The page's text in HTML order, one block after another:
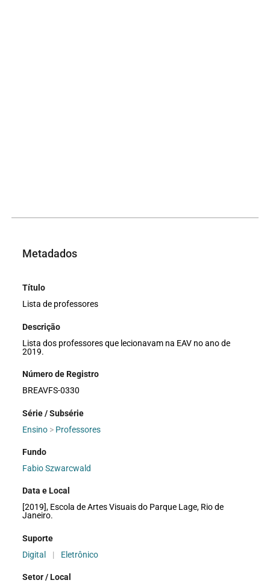
Metadados
Título
Lista de professores
Descrição
Lista dos professores que lecionavam na EAV no ano de
2019.
Número de Registro
BREAVFS-0330
Série / Subsérie
Ensino > Professores
Fundo
Fabio Szwarcwald
Data e Local
[2019], Escola de Artes Visuais do Parque Lage, Rio de
Janeiro.
Suporte
Digital
| Eletrônico
Setor / Local